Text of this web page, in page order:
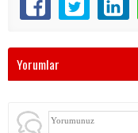
Yorumlar